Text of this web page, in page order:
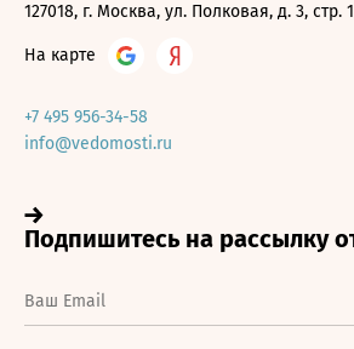
127018, г. Москва, ул. Полковая, д. 3, стр. 1
На карте
+7 495 956-34-58
info@vedomosti.ru